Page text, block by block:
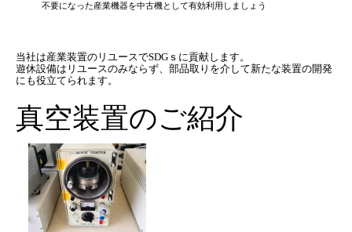
不要になった産業機器を中古機として有効利用しましょう
当社は産業装置のリユースでSDGｓに貢献します。
遊休設備はリユースのみならず、部品取りを介して新たな装置の開発
にも役立てられます。
真空装置のご紹介